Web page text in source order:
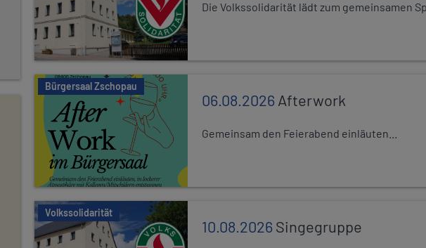
Die Volkssolidarität lädt zum gemeinsamen
Bürgersaal Zschopau
06.08.2026Afterwork
Gemeinsam den Feierabend einläuten...
Volkssolidarität
10.08.2026Singegruppe